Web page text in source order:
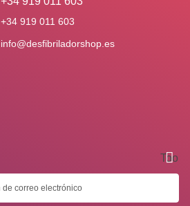
+34 919 011 603
info@desfibriladorshop.es